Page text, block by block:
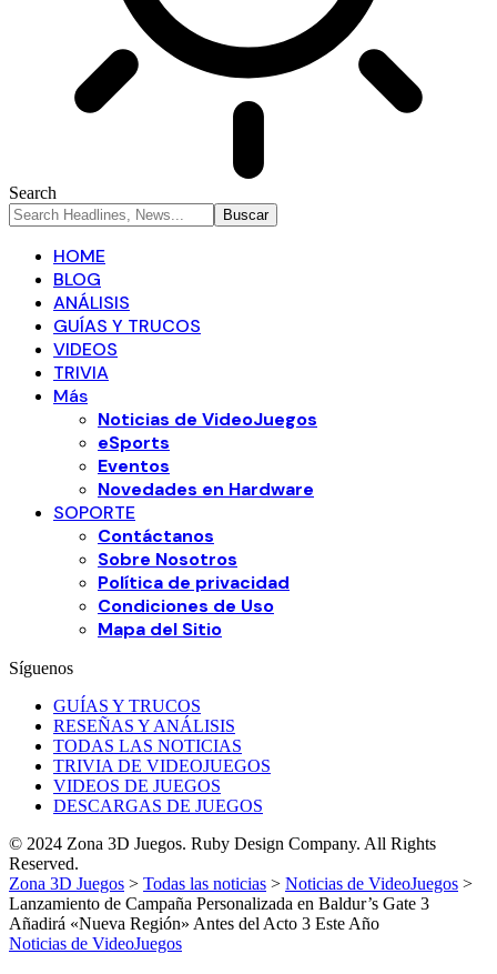
Search
HOME
BLOG
ANÁLISIS
GUÍAS Y TRUCOS
VIDEOS
TRIVIA
Más
Noticias de VideoJuegos
eSports
Eventos
Novedades en Hardware
SOPORTE
Contáctanos
Sobre Nosotros
Política de privacidad
Condiciones de Uso
Mapa del Sitio
Síguenos
GUÍAS Y TRUCOS
RESEÑAS Y ANÁLISIS
TODAS LAS NOTICIAS
TRIVIA DE VIDEOJUEGOS
VIDEOS DE JUEGOS
DESCARGAS DE JUEGOS
© 2024 Zona 3D Juegos. Ruby Design Company. All Rights
Reserved.
Zona 3D Juegos > Todas las noticias > Noticias de VideoJuegos >
Lanzamiento de Campaña Personalizada en Baldur’s Gate 3
Añadirá «Nueva Región» Antes del Acto 3 Este Año
Noticias de VideoJuegos